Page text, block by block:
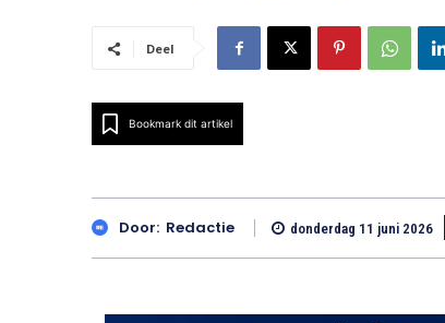
Deel
Bookmark dit artikel
Door: Redactie donderdag 11 juni 2026